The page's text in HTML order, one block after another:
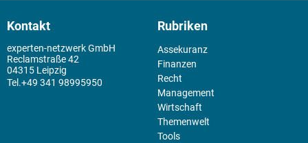
Kontakt
experten-netzwerk GmbH
Reclamstraße 42
04315 Leipzig
+49 341 98995950
Rubriken
Assekuranz
Finanzen
Recht
Management
Wirtschaft
Themenwelt
Tools